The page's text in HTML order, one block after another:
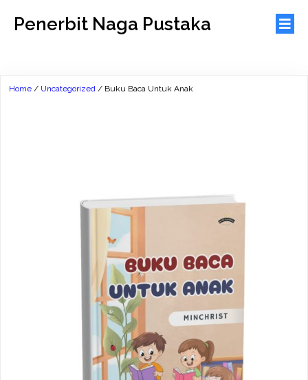
Penerbit Naga Pustaka
Home / Uncategorized / Buku Baca Untuk Anak